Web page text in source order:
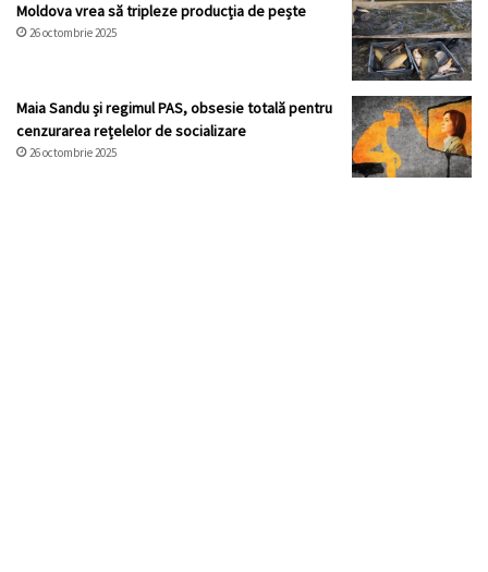
Moldova vrea să tripleze producția de pește
26 octombrie 2025
Maia Sandu și regimul PAS, obsesie totală pentru
cenzurarea rețelelor de socializare
26 octombrie 2025